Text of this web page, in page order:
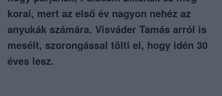
korai, mert az első év nagyon nehéz az
anyukák számára. Visváder Tamás arról is
mesélt, szorongással tölti el, hogy idén 30
éves lesz.